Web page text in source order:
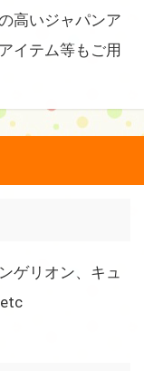
高いジャパンア
イテム等もご用
ゲリオン、キュ